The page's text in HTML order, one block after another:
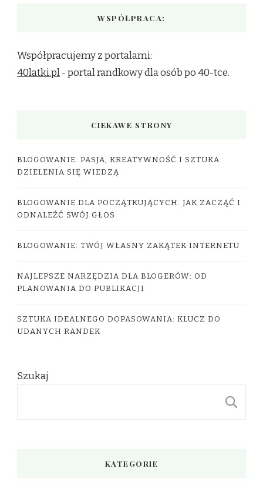
WSPÓŁPRACA:
Współpracujemy z portalami:
40latki.pl- portal randkowy dla osób po 40-tce.
CIEKAWE STRONY
BLOGOWANIE: PASJA, KREATYWNOŚĆ I SZTUKA
DZIELENIA SIĘ WIEDZĄ
BLOGOWANIE DLA POCZĄTKUJĄCYCH: JAK ZACZĄĆ I
ODNALEŹĆ SWÓJ GŁOS
BLOGOWANIE: TWÓJ WŁASNY ZAKĄTEK INTERNETU
NAJLEPSZE NARZĘDZIA DLA BLOGERÓW: OD
PLANOWANIA DO PUBLIKACJI
SZTUKA IDEALNEGO DOPASOWANIA: KLUCZ DO
UDANYCH RANDEK
Szukaj
KATEGORIE